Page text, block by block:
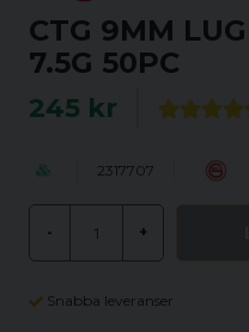
CTG 9MM
7.5G 50PC
245 kr
2317707
- +
Snabba leveranser